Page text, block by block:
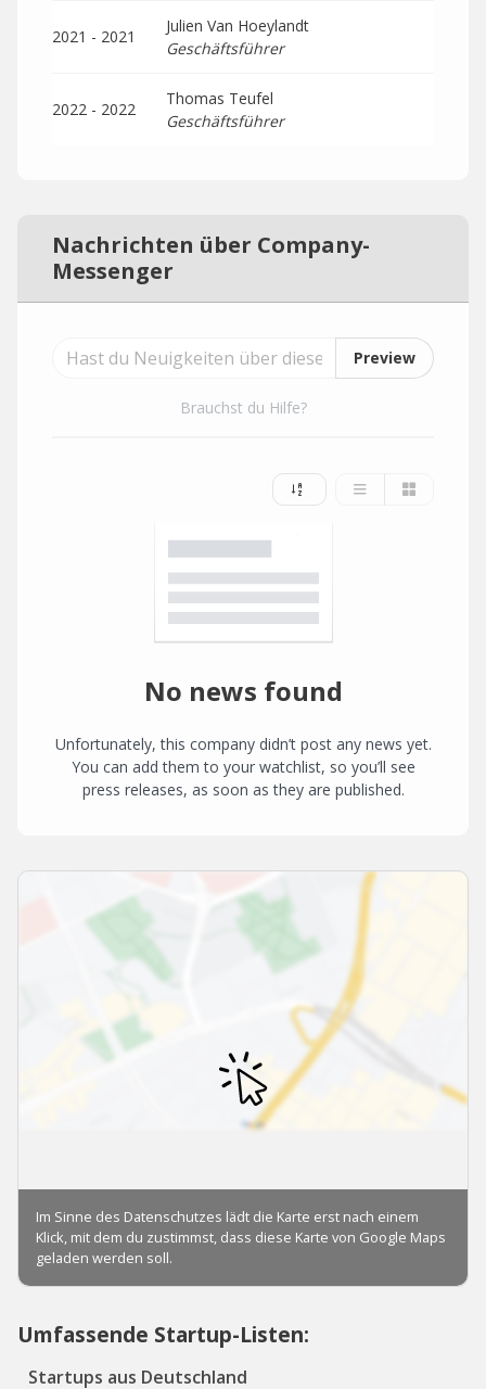
2021 - 2021
Julien Van Hoeylandt
Geschäftsführer
2022 - 2022
Thomas Teufel
Geschäftsführer
Nachrichten über Company-
Messenger
Preview
Brauchst du Hilfe?
No news found
Unfortunately, this company didn’t post any news yet.
You can add them to your watchlist, so you’ll see
press releases, as soon as they are published.
Umfassende Startup-Listen:
Startups aus Deutschland